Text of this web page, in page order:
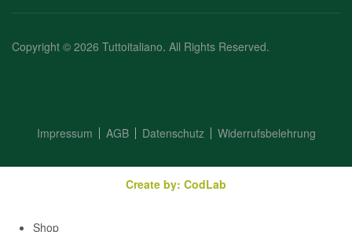
Copyright © 2026 Tuttoitaliano. All Rights Reserved.
Impressum AGB Datenschutz Widerrufsbelehrung
Create by: CodLab
Shop